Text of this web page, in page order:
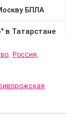
, Россия,